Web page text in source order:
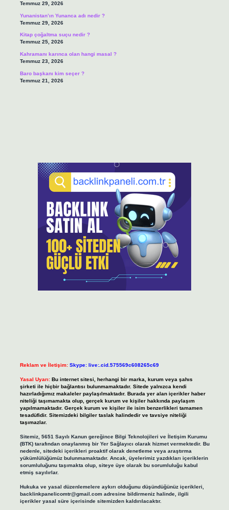
Temmuz 29, 2026
Yunanistan’ın Yunanca adı nedir ?
Temmuz 29, 2026
Kitap çoğaltma suçu nedir ?
Temmuz 25, 2026
Kahramanı karınca olan hangi masal ?
Temmuz 23, 2026
Baro başkanı kim seçer ?
Temmuz 21, 2026
Reklam ve İletişim: Skype: live:.cid.575569c608265c69
Yasal Uyarı: Bu internet sitesi, herhangi bir marka, kurum veya şahıs
şirketi ile hiçbir bağlantısı bulunmamaktadır. Sitede yalnızca kendi
hazırladığımız makaleler paylaşılmaktadır. Burada yer alan içerikler haber
niteliği taşımamakta olup, gerçek kurum ve kişiler hakkında paylaşım
yapılmamaktadır. Gerçek kurum ve kişiler ile isim benzerlikleri tamamen
tesadüfidir. Sitemizdeki bilgiler taslak halindedir ve tavsiye niteliği
taşımazlar.
Sitemiz, 5651 Sayılı Kanun gereğince Bilgi Teknolojileri ve İletişim Kurumu
(BTK) tarafından onaylanmış bir Yer Sağlayıcı olarak hizmet vermektedir. Bu
nedenle, sitedeki içerikleri proaktif olarak denetleme veya araştırma
yükümlülüğümüz bulunmamaktadır. Ancak, üyelerimiz yazdıkları içeriklerin
sorumluluğunu taşımakta olup, siteye üye olarak bu sorumluluğu kabul
etmiş sayılırlar.
Hukuka ve yasal düzenlemelere aykırı olduğunu düşündüğünüz içerikleri,
backlinkpanelicomtr@gmail.comadresine bildirmeniz halinde, ilgili
içerikler yasal süre içerisinde sitemizden kaldırılacaktır.